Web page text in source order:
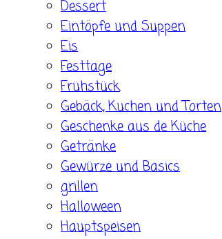
Dessert
Eintöpfe und Suppen
Eis
Festtage
Frühstück
Gebäck, Kuchen und Torten
Geschenke aus de Küche
Getränke
Gewürze und Basics
grillen
Halloween
Hauptspeisen